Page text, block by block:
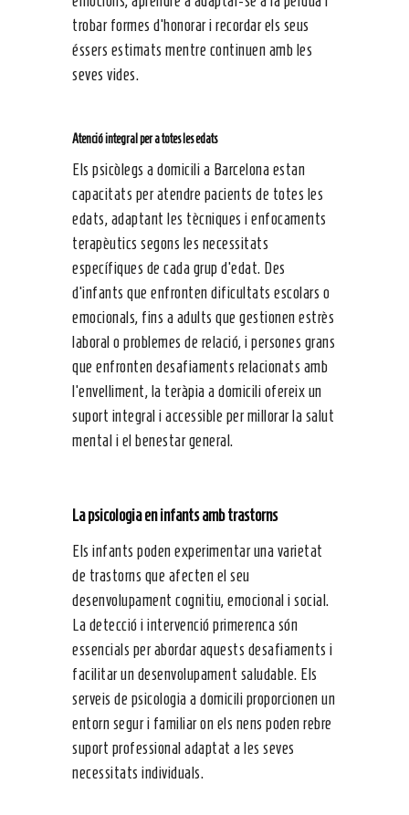
trobar formes d’honorar i recordar els seus
éssers estimats mentre continuen amb les
seves vides.
Atenció integral per a totes les edats
Els psicòlegs a domicili a Barcelona estan
capacitats per atendre pacients de totes les
edats, adaptant les tècniques i enfocaments
terapèutics segons les necessitats
específiques de cada grup d’edat. Des
d’infants que enfronten dificultats escolars o
emocionals, fins a adults que gestionen estrès
laboral o problemes de relació, i persones grans
que enfronten desafiaments relacionats amb
l’envelliment, la teràpia a domicili ofereix un
suport integral i accessible per millorar la salut
mental i el benestar general.
La psicologia en infants amb trastorns
Els infants poden experimentar una varietat
de trastorns que afecten el seu
desenvolupament cognitiu, emocional i social.
La detecció i intervenció primerenca són
essencials per abordar aquests desafiaments i
facilitar un desenvolupament saludable. Els
serveis de psicologia a domicili proporcionen un
entorn segur i familiar on els nens poden rebre
suport professional adaptat a les seves
necessitats individuals.